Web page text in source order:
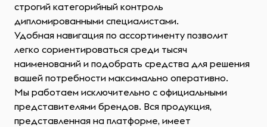
строгий категорийный контроль
дипломированными специалистами.
Удобная навигация по ассортименту позволит
легко сориентироваться среди тысяч
наименований и подобрать средства для решения
вашей потребности максимально оперативно.
Мы работаем исключительно с официальными
представителями брендов. Вся продукция,
представленная на платформе, имеет